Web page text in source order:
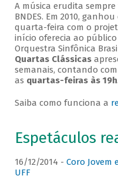
A música erudita
BNDES. Em 2010,
quarta-feira com o
início oferecia ao
Orquestra Sinfônica
Quartas Clássicas
semanais, contando
as quartas-feiras às 19h.
Saiba como funciona a
Espetáculos
16/12/2014 - Coro Jovem
UFF